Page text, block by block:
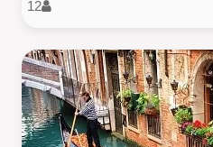
12